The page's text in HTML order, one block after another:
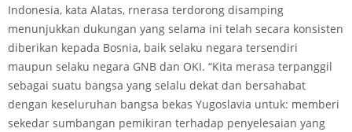
Indonesia, kata Alatas, rnerasa terdorong disamping
menunjukkan dukungan yang selama ini telah secara konsisten
diberikan kepada Bosnia, baik selaku negara tersendiri
maupun selaku negara GNB dan OKI. “Kita merasa terpanggil
sebagai suatu bangsa yang selalu dekat dan bersahabat
dengan keseluruhan bangsa bekas Yugoslavia untuk: memberi
sekedar sumbangan pemikiran terhadap penyelesaian yang